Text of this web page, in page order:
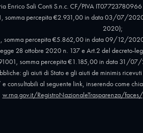
Enrico Sali Conti S.n.c. CF/PIVA
somma percepita €2.931,00 in data 03/07/
2020);
somma percepita €5.862,00 in data 09/12/2020
egge 28 ottobre 2020 n. 137 e Art.2 del decreto-
somma percepita €1.185,00 in data 31/
gli aiuti di Stato e gli aiuti de minimis
consultabili al seguente link, inserendo come
w.rna.gov.it/RegistroNazionaleTrasparenza/